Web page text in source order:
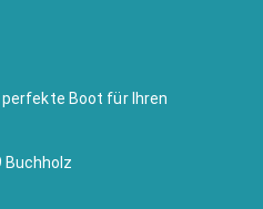
Boot für Ihren
Buchholz